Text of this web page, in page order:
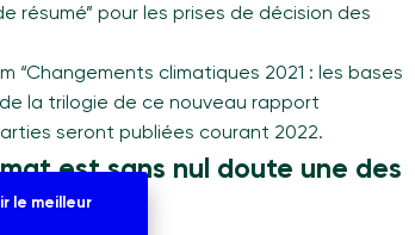
résumé” pour les prises de décision des
“Changements climatiques 2021 : les bases
la trilogie de ce nouveau rapport
seront publiées courant 2022.
est sans nul doute une des
le meilleur